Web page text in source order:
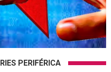
PERIFÉRICA